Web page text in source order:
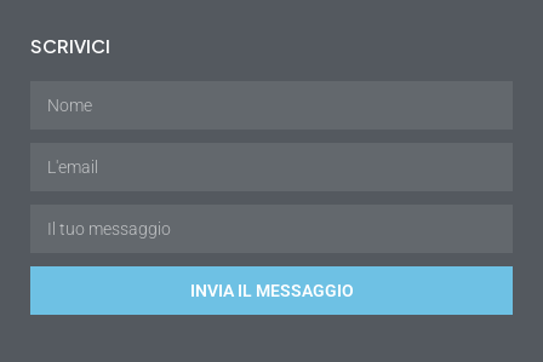
SCRIVICI
INVIA IL MESSAGGIO